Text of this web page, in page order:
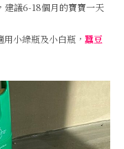
建議6-18個月的寶寶一天
小綠瓶及小白瓶， 蠶豆